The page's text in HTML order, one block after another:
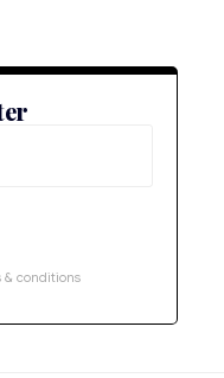
& conditions